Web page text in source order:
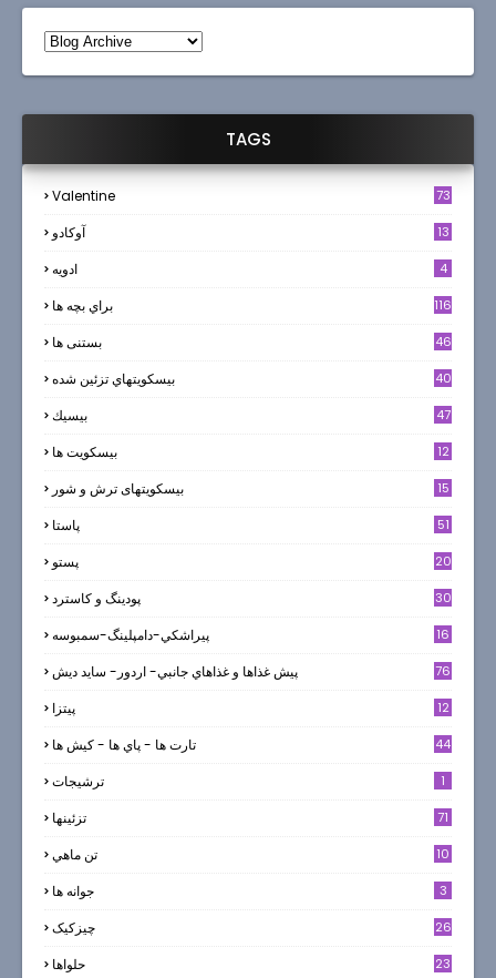
TAGS
Valentine 73
آوکادو 13
ادويه 4
براي بچه ها 116
بستنی ها 46
بيسكويتهاي تزئين شده 40
بيسيك 47
بیسکویت ها
12
بیسکویتهای ترش و شور 15
پاستا 51
پستو 20
پودینگ و کاسترد 30
پيراشكي-دامپلينگ-سمبوسه 16
پيش غذاها و غذاهاي جانبي- اردور- سايد ديش 76
پیتزا 12
تارت ها - پاي ها - كيش ها 44
ترشيجات 1
تزئینها 71
تن ماهي 10
جوانه ها 3
چیزکیک 26
حلواها 23